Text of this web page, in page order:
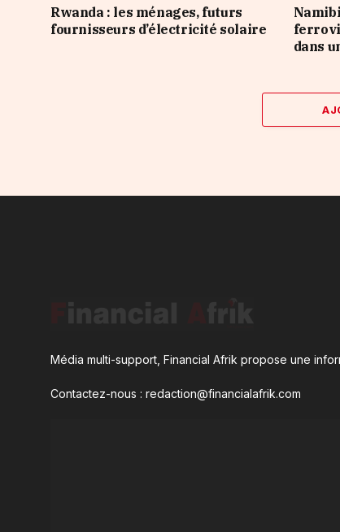
Rwanda : les ménages, futurs
fournisseurs d’électricité solaire
dans
Média multi-support, Financial Afrik propose une
Contactez-nous : redaction@financialafrik.com